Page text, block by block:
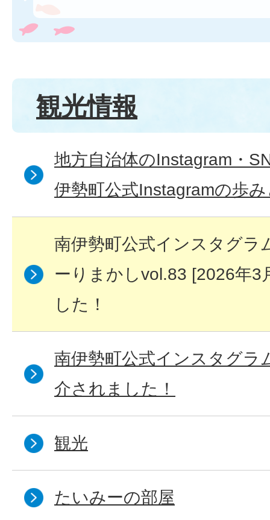
観光情報
地方自治体のInstagram・
伊勢町公式Instagramの歩
南伊勢町公式インスタグラ
ーりまかしvol.83 [2026年3
した！
南伊勢町公式インスタグラ
介されました！
観光
たいみーの部屋